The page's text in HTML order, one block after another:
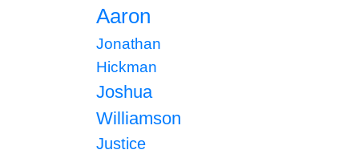
Aaron
Jonathan
Hickman
Joshua
Williamson
Justice